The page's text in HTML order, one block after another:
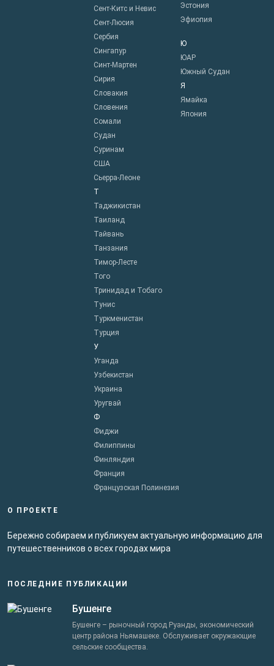
Сент-Китс и Невис
Сент-Люсия
Сербия
Сингапур
Синт-Мартен
Сирия
Словакия
Словения
Сомали
Судан
Суринам
США
Сьерра-Леоне
Т
Таджикистан
Таиланд
Тайвань
Танзания
Тимор-Лесте
Того
Тринидад и Тобаго
Тунис
Туркменистан
Турция
У
Уганда
Узбекистан
Украина
Уругвай
Ф
Фиджи
Филиппины
Финляндия
Франция
Французская Полинезия
Эстония
Эфиопия
Ю
ЮАР
Южный Судан
Я
Ямайка
Япония
О ПРОЕКТЕ
Бережно собираем и публикуем актуальную информацию для
путешественников о всех городах мира
ПОСЛЕДНИЕ ПУБЛИКАЦИИ
Бушенге
Бушенге – рыночный город Руанды, экономический
центр района Ньямашеке. Обслуживает окружающие
сельские сообщества.